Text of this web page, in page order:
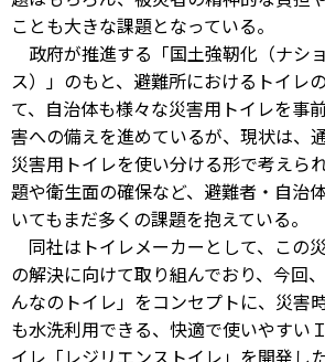
ことも大きな課題となっている。
政府が推進する「国土強靭化（ナシ
ス）」のもと、避難所におけるトイレ
て、自治体も様々な災害用トイレを事
害への備えを進めているが、現状は、
災害用トイレを使い分ける形で考えら
題や衛生面の確保など、避難者・自治
いてもまだ多くの課題を抱えている。
同社はトイレメーカーとして、この
の解決に向けて取り組んでおり、今回
んなのトイレ」をコンセプトに、災害
も水洗利用できる、快適で使いやすい
イレ「レジリエンストイレ」を開発した